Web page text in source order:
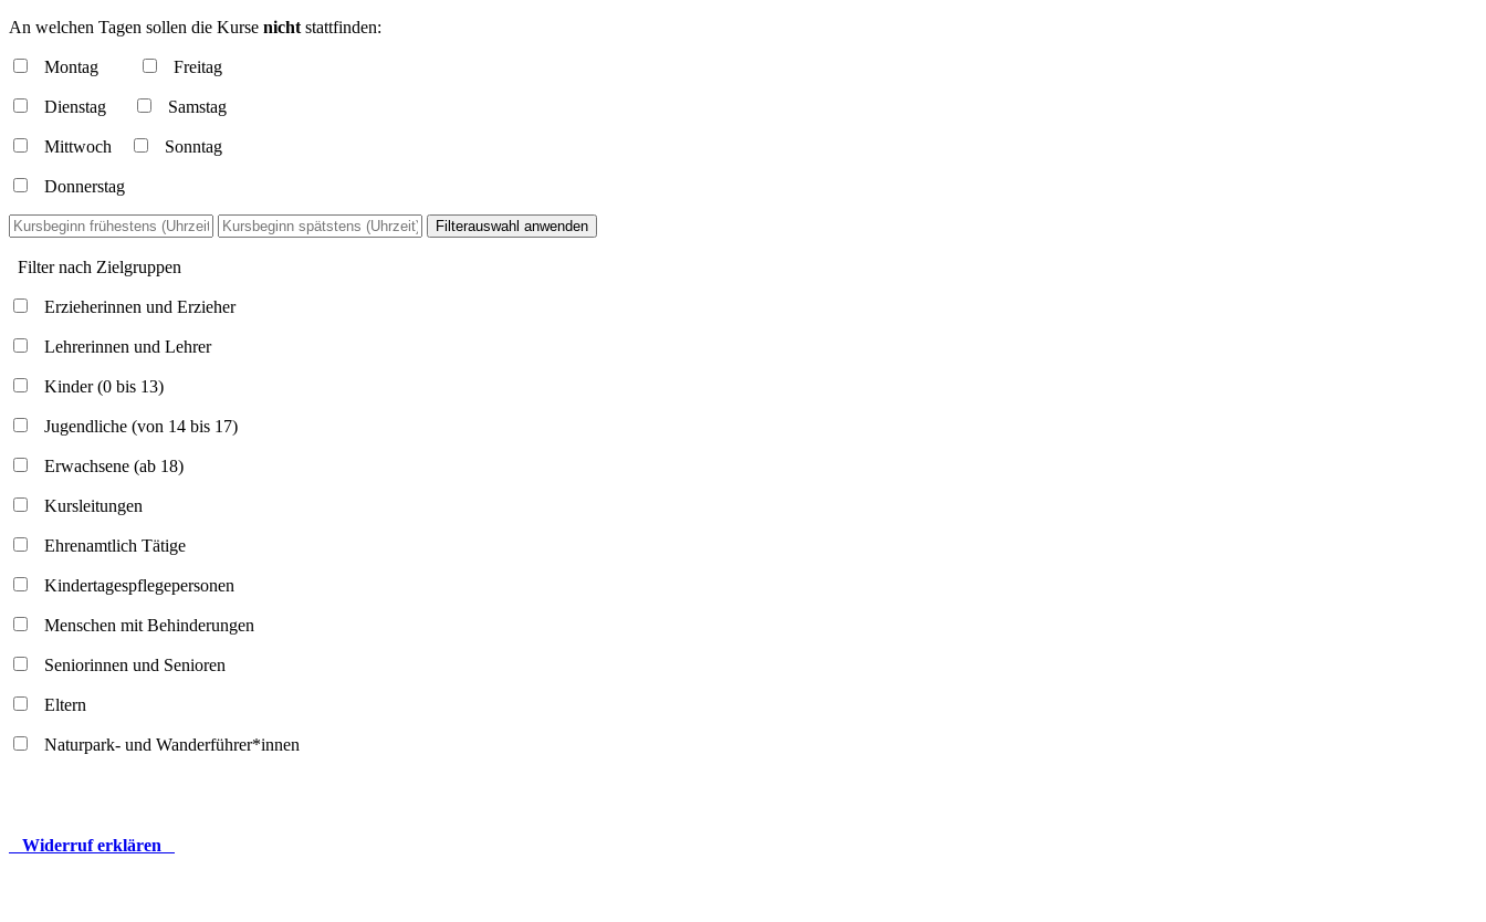
An welchen Tagen sollen die Kurse nicht stattfinden:
Montag Freitag
Dienstag Samstag
Mittwoch Sonntag
Donnerstag
Filterauswahl anwenden
Filter nach Zielgruppen
Erzieherinnen und Erzieher
Lehrerinnen und Lehrer
Kinder (0 bis 13)
Jugendliche (von 14 bis 17)
Erwachsene (ab 18)
Kursleitungen
Ehrenamtlich Tätige
Kindertagespflegepersonen
Menschen mit Behinderungen
Seniorinnen und Senioren
Eltern
Naturpark- und Wanderführer*innen
Widerruf erklären